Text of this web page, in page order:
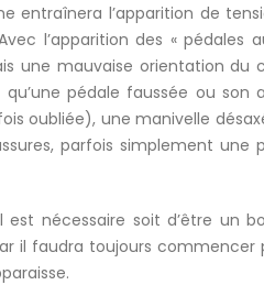
entraînera l’apparition de
l’apparition des « pédales
une mauvaise orientation du
qu’une pédale faussée ou
oubliée), une manivelle
parfois simplement une
est nécessaire soit d’être un
il faudra toujours commencer